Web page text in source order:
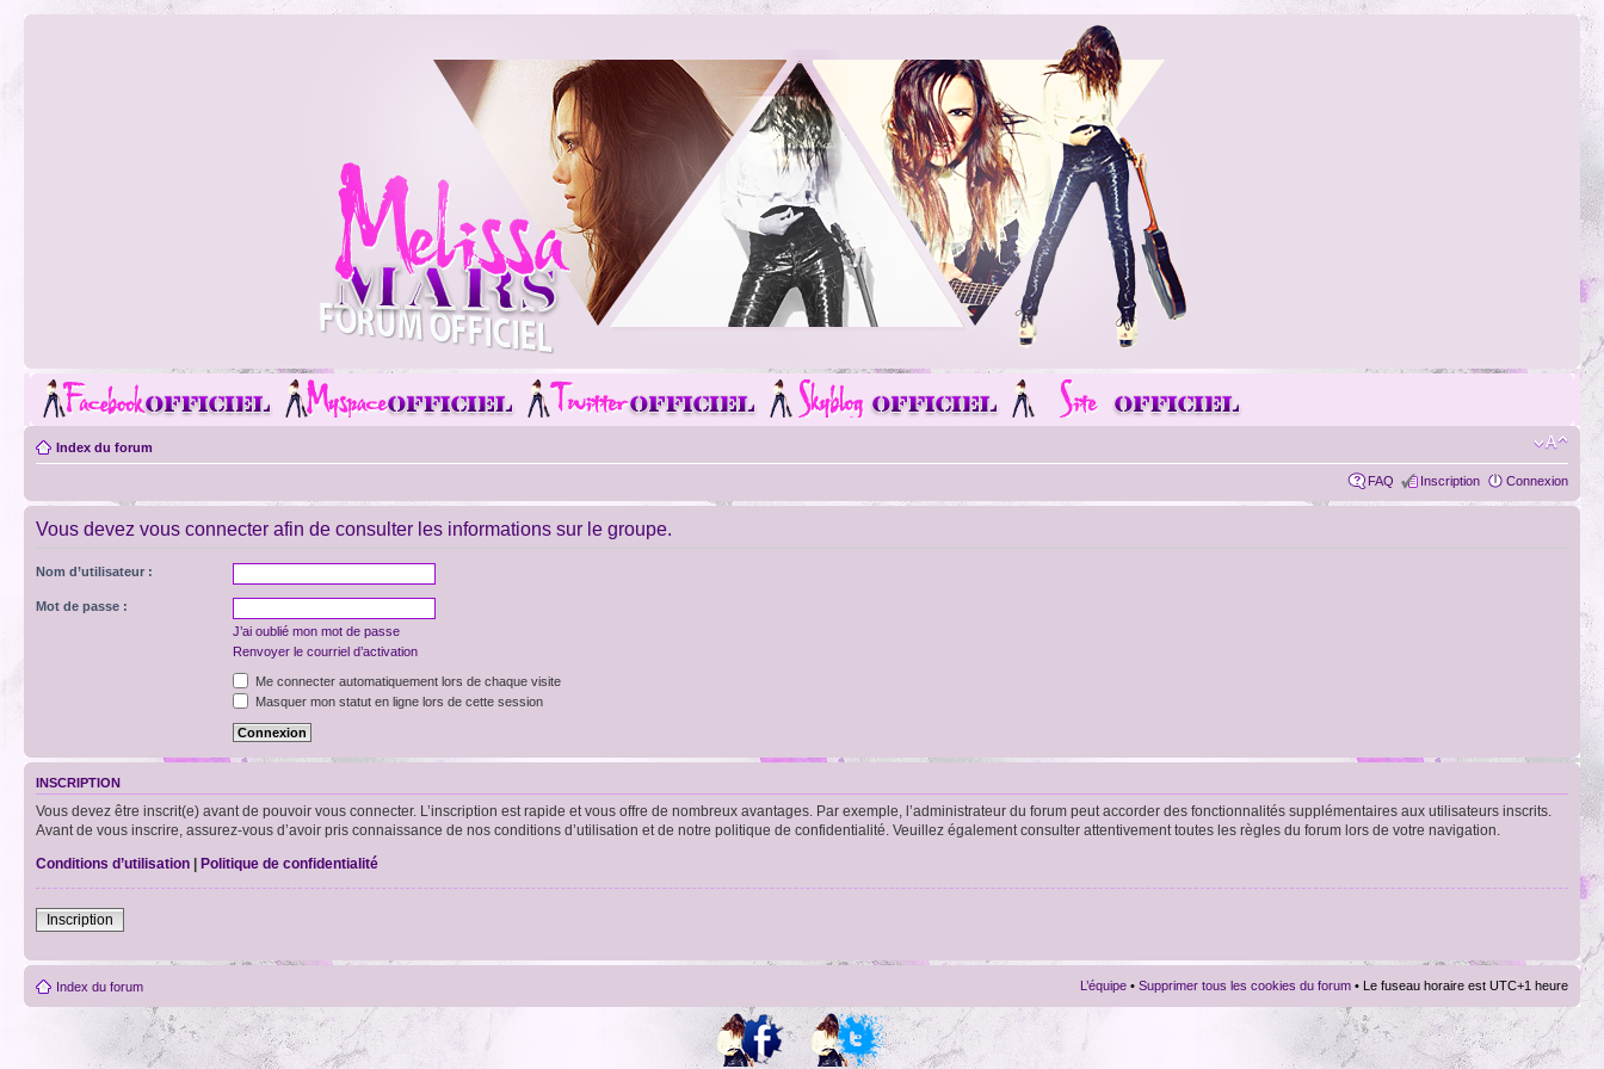
Index du forum
FAQ Inscription Connexion
Vous devez vous connecter afin de consulter les informations sur le groupe.
Nom d’utilisateur :
Mot de passe :
J’ai oublié mon mot de passe
Renvoyer le courriel d’activation
Me connecter automatiquement lors de chaque visite
Masquer mon statut en ligne lors de cette session
INSCRIPTION
Vous devez être inscrit(e) avant de pouvoir vous connecter. L’inscription est rapide et vous offre de nombreux avantages. Par exemple, l’administrateur du forum peut accorder des fonctionnalités supplémentaires aux utilisateurs inscrits.
Avant de vous inscrire, assurez-vous d’avoir pris connaissance de nos conditions d’utilisation et de notre politique de confidentialité. Veuillez également consulter attentivement toutes les règles du forum lors de votre navigation.
Conditions d’utilisation | Politique de confidentialité
Inscription
Index du forum L’équipe • Supprimer tous les cookies du forum • Le fuseau horaire est UTC+1 heure